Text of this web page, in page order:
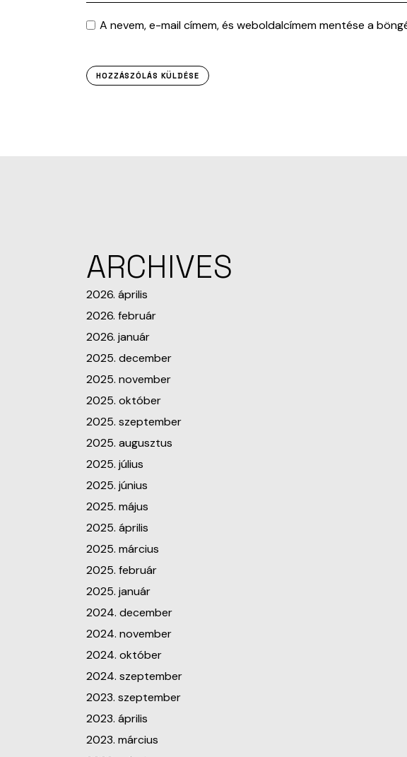
A nevem, e-mail címem, és weboldalcímem mentése a
HOZZÁSZÓLÁS KÜLDÉSE
ARCHIVES
2026. április
2026. február
2026. január
2025. december
2025. november
2025. október
2025. szeptember
2025. augusztus
2025. július
2025. június
2025. május
2025. április
2025. március
2025. február
2025. január
2024. december
2024. november
2024. október
2024. szeptember
2023. szeptember
2023. április
2023. március